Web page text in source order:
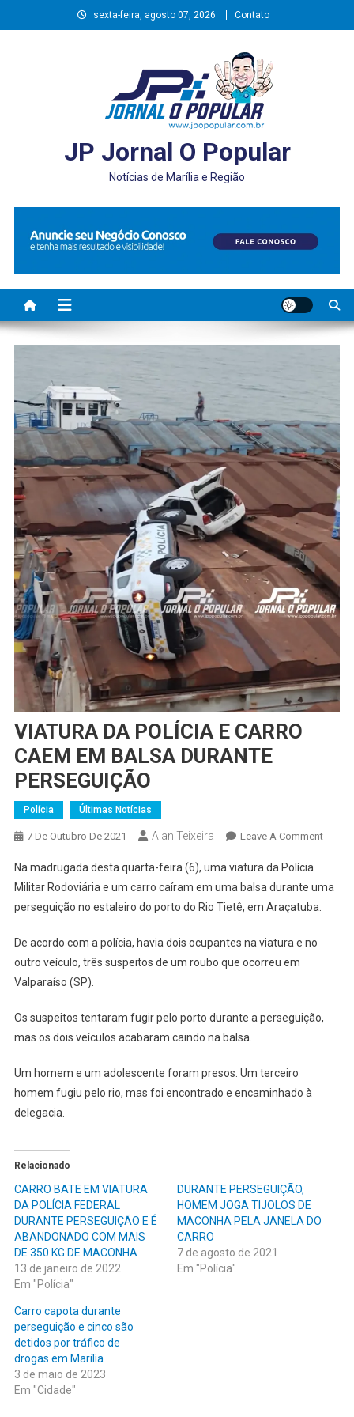
to
sexta-feira, agosto 07, 2026 Contato
JP Jornal O Popular
Notícias de Marília e Região
VIATURA DA POLÍCIA E CARRO
CAEM EM BALSA DURANTE
PERSEGUIÇÃO
Polícia Últimas Notícias
7 De Outubro De 2021 Alan Teixeira Leave A CommentOn
Na madrugada desta quarta-feira (6), uma viatura da Polícia
Militar Rodoviária e um carro caíram em uma balsa durante uma
perseguição no estaleiro do porto do Rio Tietê, em Araçatuba.
De acordo com a polícia, havia dois ocupantes na viatura e no
outro veículo, três suspeitos de um roubo que ocorreu em
Valparaíso (SP).
Os suspeitos tentaram fugir pelo porto durante a perseguição,
mas os dois veículos acabaram caindo na balsa.
Um homem e um adolescente foram presos. Um terceiro
homem fugiu pelo rio, mas foi encontrado e encaminhado à
delegacia.
Relacionado
CARRO BATE EM VIATURA
DA POLÍCIA FEDERAL
DURANTE PERSEGUIÇÃO E É
ABANDONADO COM MAIS
DE 350 KG DE MACONHA
13 de janeiro de 2022
Em "Polícia"
DURANTE PERSEGUIÇÃO,
HOMEM JOGA TIJOLOS DE
MACONHA PELA JANELA DO
CARRO
7 de agosto de 2021
Em "Polícia"
Carro capota durante
perseguição e cinco são
detidos por tráfico de
drogas em Marília
3 de maio de 2023
Em "Cidade"